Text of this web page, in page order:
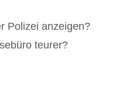
Polizei anzeigen?
teurer?